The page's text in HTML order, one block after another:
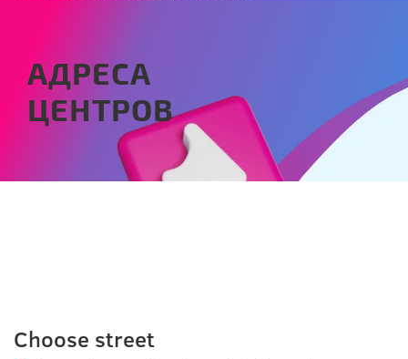
АДРЕСА
ЦЕНТРОВ
Choose street